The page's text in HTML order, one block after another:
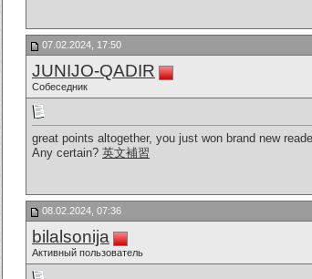
07.02.2024, 17:50
JUNIJO-QADIR
Собеседник
great points altogether, you just won brand new
Any certain? 英文補習
08.02.2024, 07:36
bilalsonija
Активный пользователь